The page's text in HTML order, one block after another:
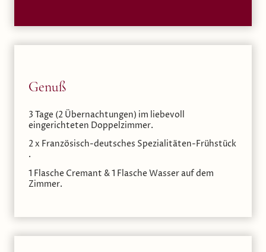
Genuß
3 Tage (2 Übernachtungen) im liebevoll
eingerichteten Doppelzimmer.
2 x Französisch-deutsches Spezialitäten-Frühstück
.
1 Flasche Cremant & 1 Flasche Wasser auf dem
Zimmer.